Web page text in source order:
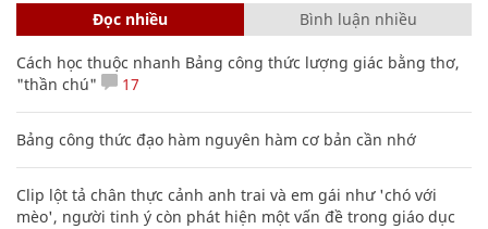
Đọc nhiều Bình luận nhiều
Cách học thuộc nhanh Bảng công thức lượng giác bằng thơ,
"thần chú"
17
Bảng công thức đạo hàm nguyên hàm cơ bản cần nhớ
Clip lột tả chân thực cảnh anh trai và em gái như 'chó với
mèo', người tinh ý còn phát hiện một vấn đề trong giáo dục